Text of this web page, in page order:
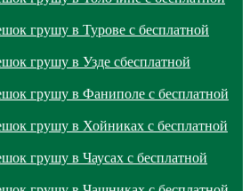
грушу в Турове с бесплатной
грушу в Узде сбесплатной
грушу в Фаниполе с бесплатной
грушу в Хойниках с бесплатной
грушу в Чаусах с бесплатной